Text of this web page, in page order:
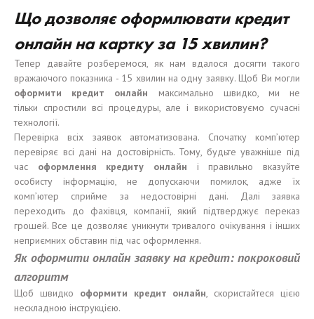
Що дозволяє оформлювати кредит
онлайн на картку за 15 хвилин?
Тепер давайте розберемося, як нам вдалося досягти такого
вражаючого показника - 15 хвилин на одну заявку. Щоб Ви могли
оформити кредит онлайн максимально швидко, ми не
тільки спростили всі процедуры, але і використовуємо сучасні
технології.
Перевірка всіх заявок автоматизована. Спочатку комп’ютер
перевіряє всі дані на достовірність. Тому, будьте уважніше під
час оформлення кредиту онлайн і правильно вказуйте
особисту інформацію, не допускаючи помилок, адже їх
комп’ютер сприйме за недостовірні дані. Далі заявка
переходить до фахівця, компанії, який підтверджує переказ
грошей. Все це дозволяє уникнути тривалого очікування і інших
неприємних обставин під час оформлення.
Як оформити онлайн заявку на кредит: покроковий
алгоритм
Щоб швидко оформити кредит онлайн, скористайтеся цією
нескладною інструкцією.